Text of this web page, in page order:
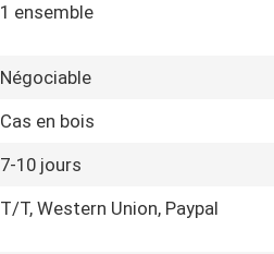
1 ensemble
Négociable
Cas en bois
7-10 jours
T/T, Western Union, Paypal